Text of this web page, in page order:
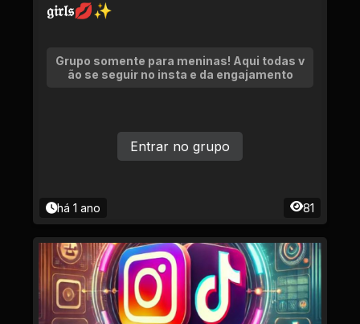
𝔤𝔦𝔯𝔩𝔰💋✨
Grupo somente para meninas! Aqui todas v
ão se seguir no insta e da engajamento
há 1 ano 81
Entrar no grupo